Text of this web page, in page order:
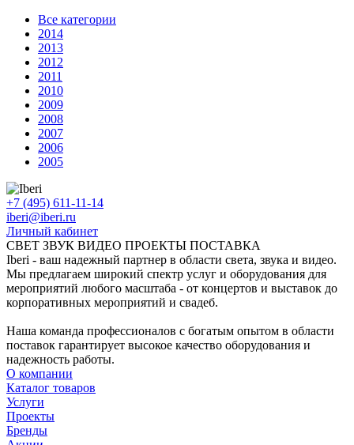
Все категории
2014
2013
2012
2011
2010
2009
2008
2007
2006
2005
+7 (495) 611-11-14
iberi@iberi.ru
Личный кабинет
СВЕТ ЗВУК ВИДЕО ПРОЕКТЫ ПОСТАВКА
Iberi - ваш надежный партнер в области света, звука и видео.
Мы предлагаем широкий спектр услуг и оборудования для
мероприятий любого масштаба - от концертов и выставок до
корпоративных мероприятий и свадеб.
Наша команда профессионалов с богатым опытом в области
поставок гарантирует высокое качество оборудования и
надежность работы.
О компании
Каталог товаров
Услуги
Проекты
Бренды